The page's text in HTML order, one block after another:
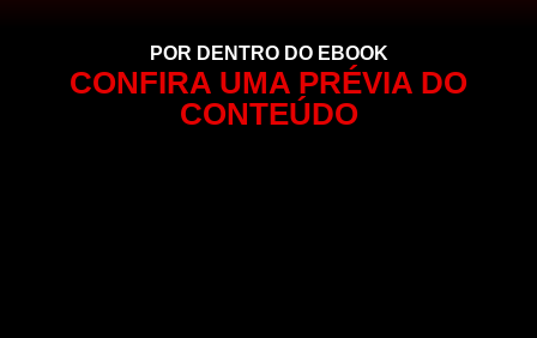
POR DENTRO DO EBOOK
CONFIRA UMA PRÉVIA DO
CONTEÚDO